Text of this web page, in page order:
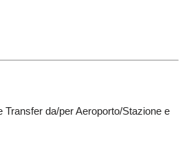
Transfer da/per Aeroporto/Stazione e